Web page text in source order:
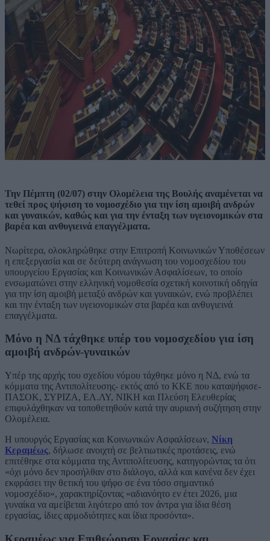
Την Πέμπτη (02/07) στην Ολομέλεια της Βουλής αναμένεται να
τεθεί προς ψήφιση το νομοσχέδιο για την ίση αμοιβή ανδρών
και γυναικών, καθώς και για την ένταξη των υγειονομικών στα
βαρέα και ανθυγιεινά επαγγέλματα.
Νωρίτερα, ολοκληρώθηκε στην Επιτροπή Κοινωνικών Υποθέσεων
η επεξεργασία και σε δεύτερη ανάγνωση του νομοσχεδίου του
υπουργείου Εργασίας και Κοινωνικών Ασφαλίσεων, το οποίο
ενσωματώνει στην ελληνική νομοθεσία σχετική κοινοτική οδηγία
για την ίση αμοιβή μεταξύ ανδρών και γυναικών, ενώ προβλέπει
και την ένταξη των υγειονομικών στα βαρέα και ανθυγιεινά
επαγγέλματα.
Μόνο η ΝΔ τάχθηκε υπέρ του νομοσχεδίου για ίση
αμοιβή ανδρών-γυναικών
Υπέρ της αρχής του σχεδίου νόμου τάχθηκε μόνο η ΝΔ, ενώ τα
κόμματα της Αντιπολίτευσης- εκτός από το ΚΚΕ που καταψήφισε-
ΠΑΣΟΚ, ΣΥΡΙΖΑ, ΕΛ.ΛΥ, ΝΙΚΗ και Πλεύση Ελευθερίας
επιφυλάχθηκαν να τοποθετηθούν κατά την αυριανή συζήτηση στην
Ολομέλεια.
Η υπουργός Εργασίας και Κοινωνικών Ασφαλίσεων, Νίκη
Κεραμέως, δήλωσε ανοιχτή σε βελτιωτικές προτάσεις, ενώ
επιτέθηκε στα κόμματα της Αντιπολίτευσης, κατηγορώντας τα ότι
«όχι μόνο δεν προσήλθαν στο διάλογο, αλλά και κανένα δεν έχει
εκφράσει την θετική του ψήφο σε ένα τόσο σημαντικό
νομοσχέδιο», χαρακτηρίζοντας «αδιανόητο εν έτει 2026, μια
γυναίκα να αμείβεται λιγότερο από τον άντρα για ίδια θέση
εργασίας, ίδιες αρμοδιότητες και ίδια προσόντα».